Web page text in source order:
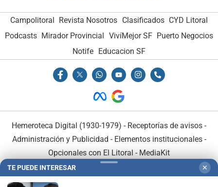
Campolitoral Revista Nosotros Clasificados CYD Litoral
Podcasts Mirador Provincial VivíMejor SF Puerto Negocios
Notife Educacion SF
Hemeroteca Digital (1930-1979) - Receptorías de avisos -
Administración y Publicidad - Elementos institucionales-
Opcionales con El Litoral - MediaKit
TE PUEDE INTERESAR ✕